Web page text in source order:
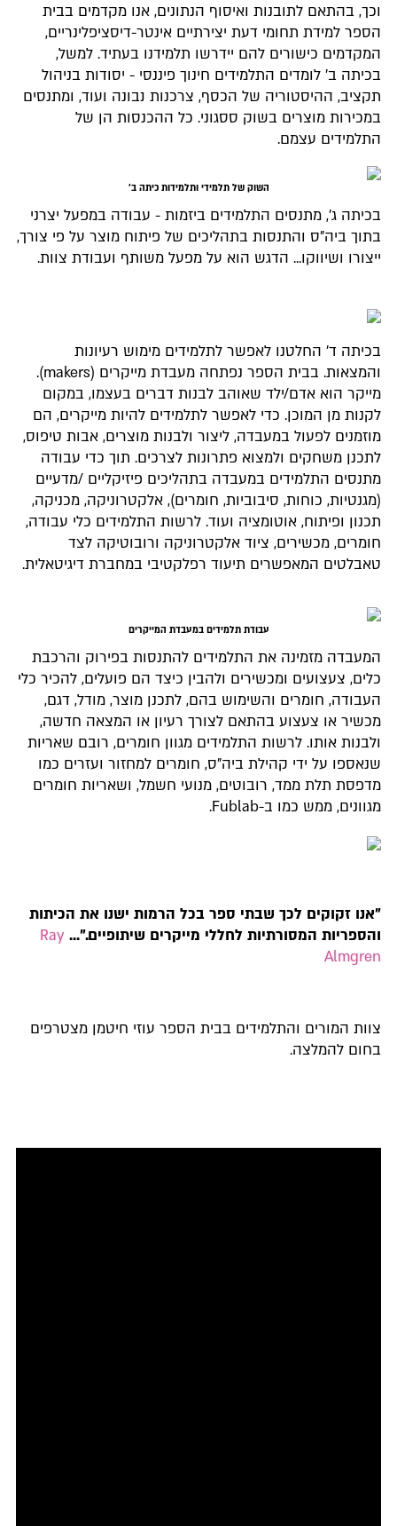
וכך, בהתאם לתובנות ואיסוף הנתונים, אנו מקדמים בבית
הספר למידת תחומי דעת יצירתיים אינטר-דיסציפלינריים,
המקדמים כישורים להם יידרשו תלמידנו בעתיד. למשל,
בכיתה ב' לומדים התלמידים חינוך פיננסי - יסודות בניהול
תקציב, ההיסטוריה של הכסף, צרכנות נבונה ועוד, ומתנסים
במכירות מוצרים בשוק ססגוני. כל ההכנסות הן של
התלמידים עצמם.
השוק של תלמידי ותלמידות כיתה ב'
בכיתה ג', מתנסים התלמידים ביזמות - עבודה במפעל יצרני
בתוך ביה"ס והתנסות בתהליכים של פיתוח מוצר על פי צורך,
ייצורו ושיווקו... הדגש הוא על מפעל משותף ועבודת צוות.
בכיתה ד' החלטנו לאפשר לתלמידים מימוש רעיונות
והמצאות. בבית הספר נפתחה מעבדת מייקרים (makers).
מייקר הוא אדם/ילד שאוהב לבנות דברים בעצמו, במקום
לקנות מן המוכן. כדי לאפשר לתלמידים להיות מייקרים, הם
מוזמנים לפעול במעבדה, ליצור ולבנות מוצרים, אבות טיפוס,
לתכנן משחקים ולמצוא פתרונות לצרכים. תוך כדי עבודה
מתנסים התלמידים במעבדה בתהליכים פיזיקליים /מדעיים
(מגנטיות, כוחות, סיבוביות, חומרים), אלקטרוניקה, מכניקה,
תכנון ופיתוח, אוטומציה ועוד. לרשות התלמידים כלי עבודה,
חומרים, מכשירים, ציוד אלקטרוניקה ורובוטיקה לצד
טאבלטים המאפשרים תיעוד רפלקטיבי במחברת דיגיטאלית.
עבודת תלמידים במעבדת המייקרים
המעבדה מזמינה את התלמידים להתנסות בפירוק והרכבת
כלים, צעצועים ומכשירים ולהבין כיצד הם פועלים, להכיר כלי
העבודה, חומרים והשימוש בהם, לתכנן מוצר, מודל, דגם,
מכשיר או צעצוע בהתאם לצורך רעיון או המצאה חדשה,
ולבנות אותו. לרשות התלמידים מגוון חומרים, רובם שאריות
שנאספו על ידי קהילת ביה"ס, חומרים למחזור ועזרים כמו
מדפסת תלת ממד, רובוטים, מנועי חשמל, ושאריות חומרים
מגוונים, ממש כמו ב-Fublab.
"אנו זקוקים לכך שבתי ספר בכל הרמות ישנו את הכיתות
והספריות המסורתיות לחללי מייקרים שיתופיים."
...
Ray
Almgren
צוות המורים והתלמידים בבית הספר עוזי חיטמן מצטרפים
בחום להמלצה.